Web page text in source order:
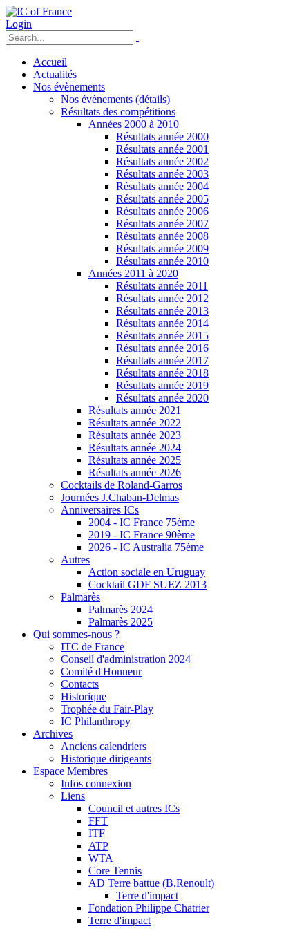
Login
Accueil
Actualités
Nos évènements
Nos évènements (détails)
Résultats des compétitions
Années 2000 à 2010
Résultats année 2000
Résultats année 2001
Résultats année 2002
Résultats année 2003
Résultats année 2004
Résultats année 2005
Résultats année 2006
Résultats année 2007
Résultats année 2008
Résultats année 2009
Résultats année 2010
Années 2011 à 2020
Résultats année 2011
Résultats année 2012
Résultats année 2013
Résultats année 2014
Résultats année 2015
Résultats année 2016
Résultats année 2017
Résultats année 2018
Résultats année 2019
Résultats année 2020
Résultats année 2021
Résultats année 2022
Résultats année 2023
Résultats année 2024
Résultats année 2025
Résultats année 2026
Cocktails de Roland-Garros
Journées J.Chaban-Delmas
Anniversaires ICs
2004 - IC France 75ème
2019 - IC France 90ème
2026 - IC Australia 75ème
Autres
Action sociale en Uruguay
Cocktail GDF SUEZ 2013
Palmarès
Palmarès 2024
Palmarès 2025
Qui sommes-nous ?
ITC de France
Conseil d'administration 2024
Comité d'Honneur
Contacts
Historique
Trophée du Fair-Play
IC Philanthropy
Archives
Anciens calendriers
Historique dirigeants
Espace Membres
Infos connexion
Liens
Council et autres ICs
FFT
ITF
ATP
WTA
Core Tennis
AD Terre battue (B.Renoult)
Terre d'impact
Fondation Philippe Chatrier
Terre d'impact